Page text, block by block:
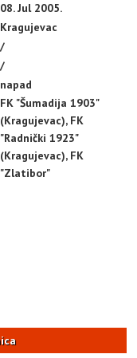
08. Jul 2005.
Kragujevac
/
/
napad
FK "Šumadija 1903"
(Kragujevac), FK
"Radnički 1923"
(Kragujevac), FK
"Zlatibor"